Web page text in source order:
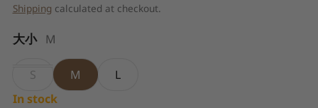
Shipping calculated at checkout.
大小 M
S M
L
In stock